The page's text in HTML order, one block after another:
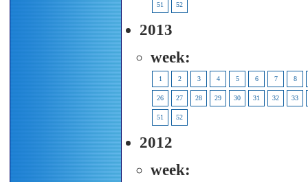
51 52
2013
week:
1 2 3 4 5 6 7 8
26 27 28 29 30 31 32 33
51 52
2012
week: